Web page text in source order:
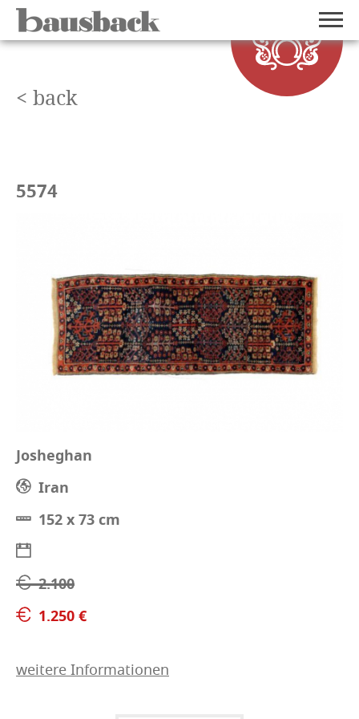
< back
5574
Josheghan
Iran
152 x 73 cm
2.100
1.250 €
weitere Informationen